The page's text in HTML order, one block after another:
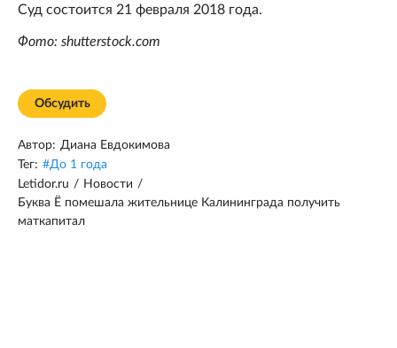
Суд состоится 21 февраля 2018 года.
Фото: shutterstock.com
Обсудить
Автор: Диана Евдокимова
Тег: #До 1 года
Letidor.ru / Новости /
Буква Ё помешала жительнице Калининграда получить
маткапитал